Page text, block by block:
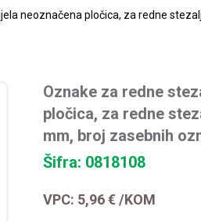
neoznačena pločica, za redne
Oznake za redne
pločica, za redne
mm, broj zasebnih
Šifra: 0818108
VPC: 5,96€ /KOM